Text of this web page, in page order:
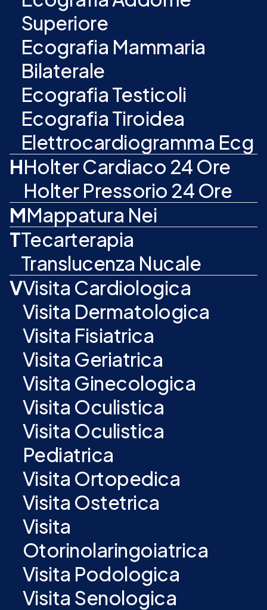
Superiore
Ecografia Mammaria
Bilaterale
Ecografia Testicoli
Ecografia Tiroidea
Elettrocardiogramma Ecg
HHolter Cardiaco 24 Ore
Holter Pressorio 24 Ore
MMappatura Nei
TTecarterapia
Translucenza Nucale
VVisita Cardiologica
Visita Dermatologica
Visita Fisiatrica
Visita Geriatrica
Visita Ginecologica
Visita Oculistica
Visita Oculistica
Pediatrica
Visita Ortopedica
Visita Ostetrica
Visita
Otorinolaringoiatrica
Visita Podologica
Visita Senologica